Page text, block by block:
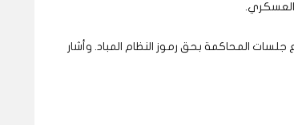
العسكري.
المحاكمة بحق رموز النظام المباد. وأشار